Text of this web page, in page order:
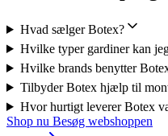
Hvad sælger Botex?
Hvilke typer gardiner kan
Hvilke brands benytter
Tilbyder Botex hjælp til
Hvor hurtigt leverer Botex
Shop nu Besøg webshoppen